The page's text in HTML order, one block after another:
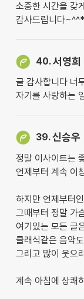
소중한 시간을 갖
감사드립니다~^^*
40.서영희
글 감사합니다 너
자기를 사랑하는
39.신승우
정말 이사이트는
언제부터 계속 이
하지만 언제부터
그때부터 정말 가
여기있는 모든 글
클래식같은 음악
그리고 많이 웃으
계속 아침에 상쾌